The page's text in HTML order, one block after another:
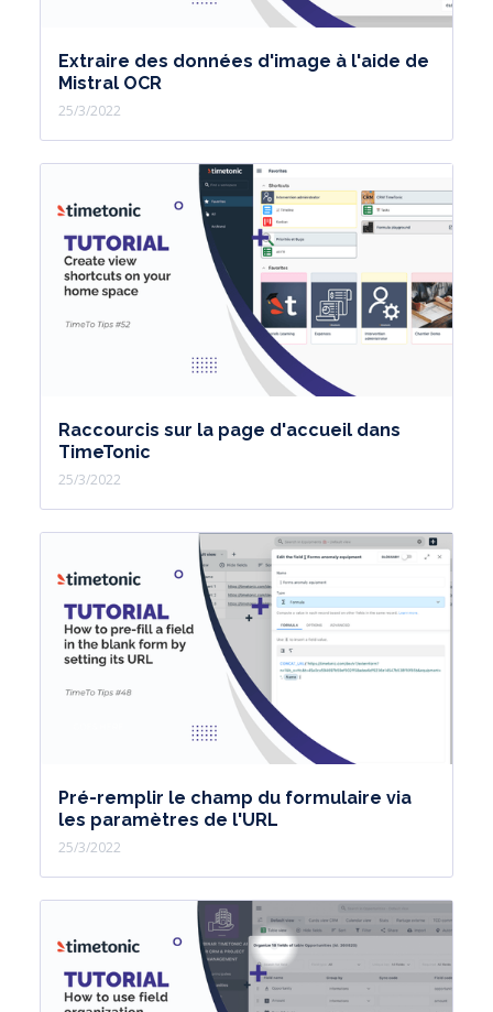
Extraire des données d'image à l'aide de
Mistral OCR
25/3/2022
Raccourcis sur la page d'accueil dans
TimeTonic
25/3/2022
Pré-remplir le champ du formulaire via
les paramètres de l'URL
25/3/2022